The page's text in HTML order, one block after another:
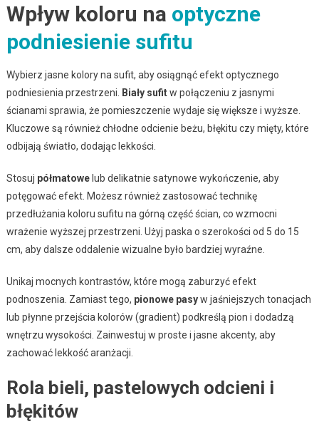
Wpływ koloru na optyczne
podniesienie sufitu
Wybierz jasne kolory na sufit, aby osiągnąć efekt optycznego
podniesienia przestrzeni. Biały sufitw połączeniu z jasnymi
ścianami sprawia, że pomieszczenie wydaje się większe i wyższe.
Kluczowe są również chłodne odcienie beżu, błękitu czy mięty, które
odbijają światło, dodając lekkości.
Stosuj półmatowelub delikatnie satynowe wykończenie, aby
potęgować efekt. Możesz również zastosować technikę
przedłużania koloru sufitu na górną część ścian, co wzmocni
wrażenie wyższej przestrzeni. Użyj paska o szerokości od 5 do 15
cm, aby dalsze oddalenie wizualne było bardziej wyraźne.
Unikaj mocnych kontrastów, które mogą zaburzyć efekt
podnoszenia. Zamiast tego, pionowe pasyw jaśniejszych tonacjach
lub płynne przejścia kolorów (gradient) podkreślą pion i dodadzą
wnętrzu wysokości. Zainwestuj w proste i jasne akcenty, aby
zachować lekkość aranżacji.
Rola bieli, pastelowych odcieni i
błękitów